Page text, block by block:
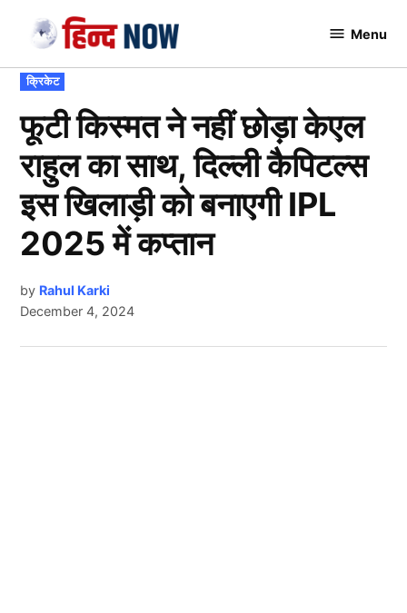
content
Menu
POSTED
IN
क्रिकेट
फूटी किस्मत ने नहीं छोड़ा केएल
राहुल का साथ, दिल्ली कैपिटल्स
इस खिलाड़ी को बनाएगी IPL
2025 में कप्तान
by Rahul Karki
December 4, 2024